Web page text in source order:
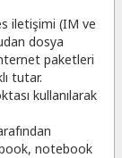
iletişimi (IM ve
dosya
paketleri
tutar.
kullanılarak
notebook